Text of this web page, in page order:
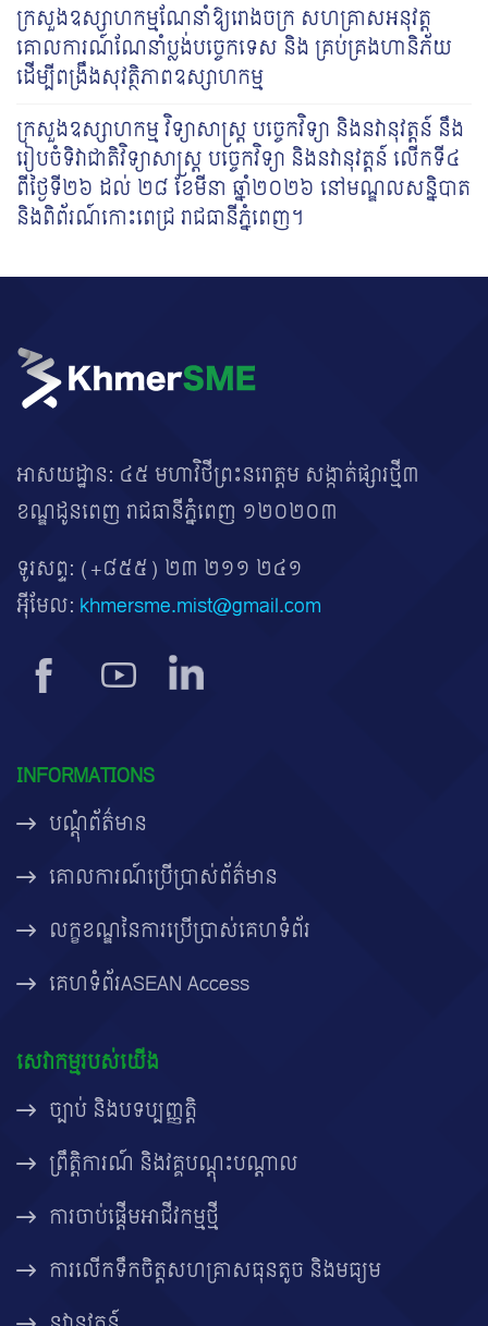
ក្រសួងឧស្សាហកម្មណែនាំឱ្យរោងចក្រ សហគ្រាសអនុវត្ត
គោលការណ៍ណែនាំប្លង់បច្ចេកទេស និង គ្រប់គ្រងហានិភ័យ
ដើម្បីពង្រឹងសុវត្ថិភាពឧស្សាហកម្ម
ក្រសួងឧស្សាហកម្ម វិទ្យាសាស្ត្រ បច្ចេកវិទ្យា និងនវានុវត្តន៍ នឹង
រៀបចំទិវាជាតិវិទ្យាសាស្រ្ត បច្ចេក​វិទ្យា និងនវានុវត្តន៍ លើកទី៤
ពីថ្ងៃទី២៦ ដល់ ២៨ ខែមីនា ឆ្នាំ២០២៦ នៅមណ្ឌលសន្និបាត
និង​ពិព័រណ៍​កោះ​ពេជ្រ រាជធានីភ្នំពេញ។
អាសយដ្ឋាន: ៤៥ មហាវិថីព្រះនរោត្តម សង្កាត់ផ្សារថ្មី៣
ខណ្ឌដូនពេញ រាជធានីភ្នំពេញ ១២០២០៣
ទូរសព្ទ: (+៨៥៥) ២៣ ២១១ ២៤១
អ៊ីមែល: khmersme.mist@gmail.com
INFORMATIONS
បណ្តុំព័ត៌មាន
គោលការណ៍ប្រើប្រាស់ព័ត៌មាន
លក្ខខណ្ឌនៃការប្រើប្រាស់គេហទំព័រ
គេហទំព័រASEAN Access
សេវាកម្មរបស់យើង
ច្បាប់ និងបទប្បញ្ញត្តិ
ព្រឹត្តិការណ៍ និងវគ្គបណ្តុះបណ្តាល
ការចាប់ផ្តើមអាជីវកម្មថ្មី
ការលើកទឹកចិត្តសហគ្រាសធុនតូច និងមធ្យម